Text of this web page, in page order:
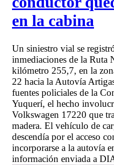
en la cabina
Un siniestro vial se
inmediaciones de la Ruta
kilómetro 255,7, en la
22 hacia la Autovía
fuentes policiales de la
Yuquerí, el hecho
Volkswagen 17220 que
madera. El vehículo de
descendía por el acceso
incorporarse a la autovía
información enviada a